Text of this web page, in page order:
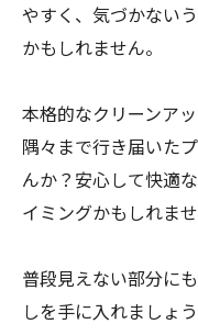
やすく、気づかない
かもしれません。
本格的なクリーンア
隅々まで行き届いた
んか？安心して快適
イミングかもしれませ
普段見えない部分に
しを手に入れましょう